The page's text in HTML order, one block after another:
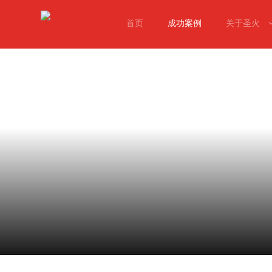
首页 成功案例 关于圣火